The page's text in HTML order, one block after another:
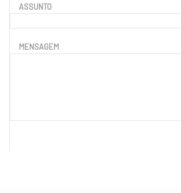
ASSUNTO
MENSAGEM